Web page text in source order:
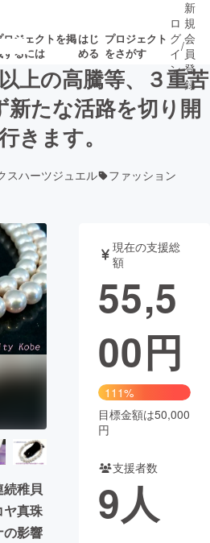
ロジェクトを掲
するには
はじ
める
プロジェクト
をさがす
着プロ 募集終了が近いプ
ロジェクト
ガジェット
書籍・雑誌
チャレンジ
域活性化
Good
CAMPFIRE Creation
と納税machi-ya コミュニティ
ロ
グ
イ
ン
/
新
規
会
員
登
録
上の高騰等、３重苦
新たな活路を切り開
きます。
スハーツジュエル ファッション
稚貝
ヤ真珠
の影響
現在の支援総
額
55,5
00円
111%
目標金額は50,000
円
支援者数
9人